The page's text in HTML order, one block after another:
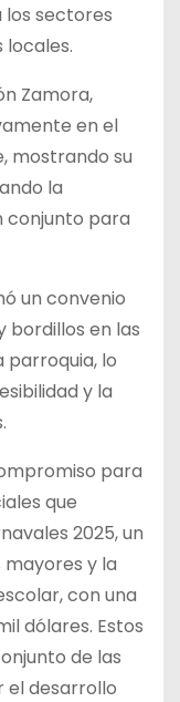
los sectores
locales.
Zamora,
en el
mostrando su
la
conjunto para
un convenio
bordillos en las
parroquia, lo
y la
para
que
2025, un
y la
con una
dólares. Estos
de las
el desarrollo